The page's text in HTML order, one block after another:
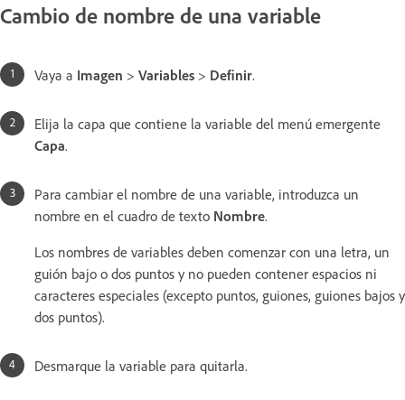
Cambio de nombre de una variable
Vaya a Imagen > Variables > Definir.
Elija la capa que contiene la variable del menú emergente
Capa.
Para cambiar el nombre de una variable, introduzca un
nombre en el cuadro de texto Nombre.
Los nombres de variables deben comenzar con una letra, un
guión bajo o dos puntos y no pueden contener espacios ni
caracteres especiales (excepto puntos, guiones, guiones bajos y
dos puntos).
Desmarque la variable para quitarla.